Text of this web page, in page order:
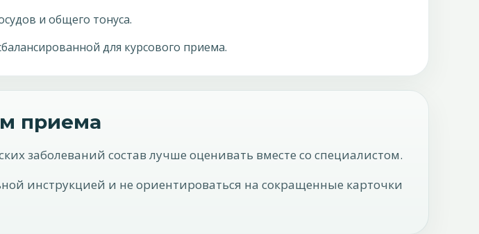
и общего тонуса.
для курсового приема.
приема
заболеваний состав лучше оценивать вместе со специалистом.
инструкцией и не ориентироваться на сокращенные карточки